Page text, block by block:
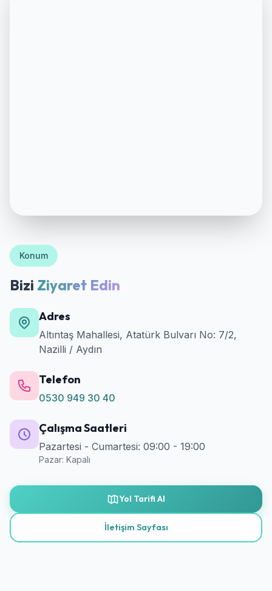
Konum
Bizi Ziyaret Edin
Adres
Altıntaş Mahallesi, Atatürk Bulvarı No: 7/2,
Nazilli / Aydın
Telefon
0530 949 30 40
Çalışma Saatleri
Pazartesi - Cumartesi: 09:00 - 19:00
Pazar: Kapalı
Yol Tarifi Al
İletişim Sayfası